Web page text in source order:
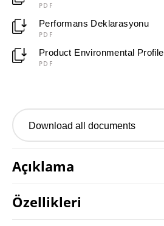
PDF
Performans Deklarasyonu
PDF
Product Environmental Profile
PDF
Download all documents
Açıklama
Özellikleri